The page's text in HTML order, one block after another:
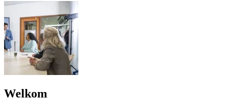
Welkom